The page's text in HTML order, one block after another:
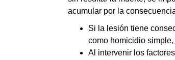
acumular por la
Si la lesión tiene
como homicidio
Al intervenir los